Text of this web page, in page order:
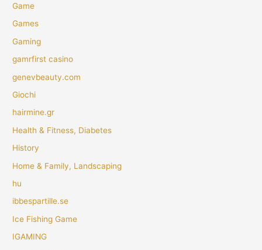
Game
Games
Gaming
gamrfirst casino
genevbeauty.com
Giochi
hairmine.gr
Health & Fitness, Diabetes
History
Home & Family, Landscaping
hu
ibbespartille.se
Ice Fishing Game
IGAMING